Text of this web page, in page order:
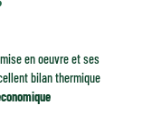
en oeuvre et ses
bilan thermique